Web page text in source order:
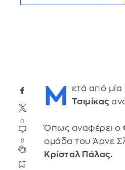
0
8
Μ ετά από μία
Τσιμίκας
Όπως αναφέρει ο
ομάδα του Άρνε
Κρίσταλ Πάλας.